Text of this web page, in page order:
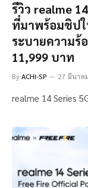
รีวิว realme
ที่มาพร้อมชิป
ระบายความร้
11,999 บาท
ByACHI-SP 27 มีนาค
realme 14 Series